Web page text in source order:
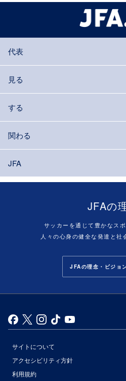
代表
見る
する
関わる
JFA
JFAの
サッカーを通じて豊かなス
人々の心身の健全な発達と社
JFAの理念・ビジョ
サイトについて
アクセシビリティ方針
利用規約